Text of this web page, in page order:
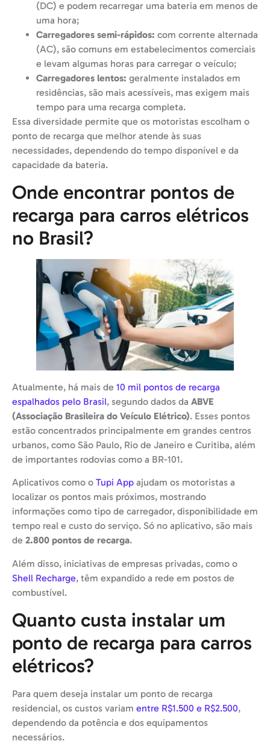
(DC) e podem recarregar uma bateria em menos de
uma hora;
Carregadores semi-rápidos: com corrente alternada
(AC), são comuns em estabelecimentos comerciais
e levam algumas horas para carregar o veículo;
Carregadores lentos: geralmente instalados em
residências, são mais acessíveis, mas exigem mais
tempo para uma recarga completa.
Essa diversidade permite que os motoristas escolham o
ponto de recarga que melhor atende às suas
necessidades, dependendo do tempo disponível e da
capacidade da bateria.
Onde encontrar pontos de
recarga para carros elétricos
no Brasil?
Atualmente, há mais de 10 mil pontos de recarga
espalhados pelo Brasil, segundo dados da ABVE
(Associação Brasileira do Veículo Elétrico). Esses pontos
estão concentrados principalmente em grandes centros
urbanos, como São Paulo, Rio de Janeiro e Curitiba, além
de importantes rodovias como a BR-101.
Aplicativos como o Tupi App ajudam os motoristas a
localizar os pontos mais próximos, mostrando
informações como tipo de carregador, disponibilidade em
tempo real e custo do serviço. Só no aplicativo, são mais
de 2.800 pontos de recarga.
Além disso, iniciativas de empresas privadas, como o
Shell Recharge, têm expandido a rede em postos de
combustível.
Quanto custa instalar um
ponto de recarga para carros
elétricos?
Para quem deseja instalar um ponto de recarga
residencial, os custos variam entre R$1.500 e R$2.500,
dependendo da potência e dos equipamentos
necessários.